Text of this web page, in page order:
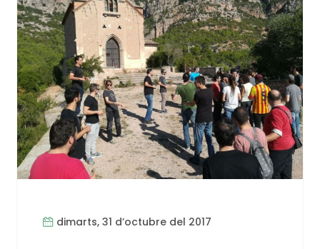
dimarts, 31 d’octubre del 2017